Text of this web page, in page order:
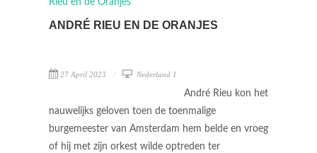
ANDRÉ RIEU EN DE ORANJES
27 April 2023 Nederland 1
André Rieu kon het
nauwelijks geloven toen de toenmalige
burgemeester van Amsterdam hem belde en vroeg
of hij met zijn orkest wilde optreden ter